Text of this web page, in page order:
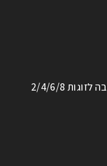
טבעת נירוסטה חלקה זהובה לזוגות 2/4/6/8